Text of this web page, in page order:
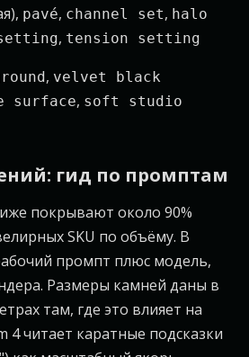
pavé, channel set, halo
, tension setting
, velvet black
surface, soft studio
гид по промптам
покрывают около 90%
SKU по объёму. В
промпт плюс модель,
Размеры камней даны в
там, где это влияет на
4 читает каратные подсказки